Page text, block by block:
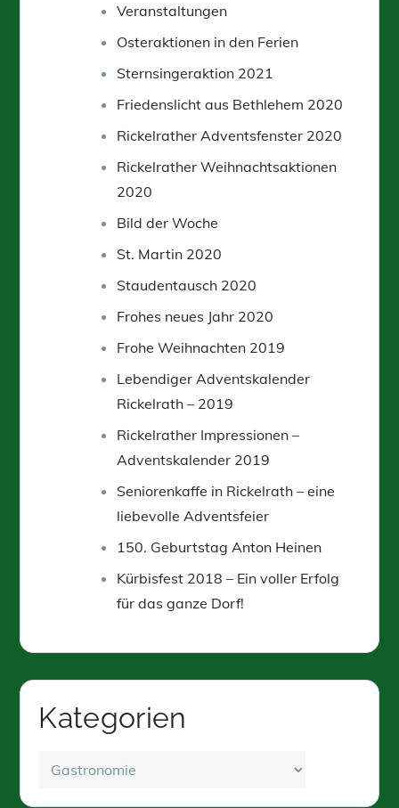
Veranstaltungen
Osteraktionen in den Ferien
Sternsingeraktion 2021
Friedenslicht aus Bethlehem 2020
Rickelrather Adventsfenster 2020
Rickelrather Weihnachtsaktionen
2020
Bild der Woche
St. Martin 2020
Staudentausch 2020
Frohes neues Jahr 2020
Frohe Weihnachten 2019
Lebendiger Adventskalender
Rickelrath – 2019
Rickelrather Impressionen –
Adventskalender 2019
Seniorenkaffe in Rickelrath – eine
liebevolle Adventsfeier
150. Geburtstag Anton Heinen
Kürbisfest 2018 – Ein voller Erfolg
für das ganze Dorf!
Kategorien
Kategorien